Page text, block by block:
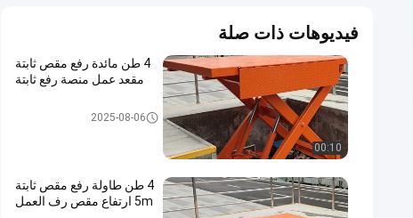
فيديوهات ذات صلة
00:10
4 طن مائدة رفع مقص ثابتة
مقعد عمل منصة رفع ثابتة
2025-08-06
4 طن طاولة رفع مقص ثابتة
5m ارتفاع مقص رف العمل